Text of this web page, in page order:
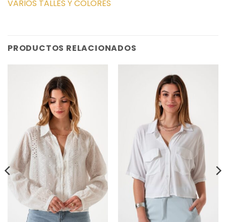
VARIOS TALLES Y COLORES
PRODUCTOS RELACIONADOS